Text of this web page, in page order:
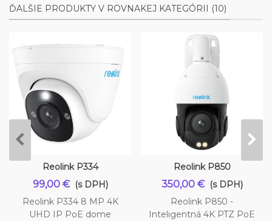
ĎALŠIE PRODUKTY V ROVNAKEJ KATEGÓRII (10)
Reolink P334
99,00 € (s DPH)
Reolink P334 8 MP 4K
UHD IP PoE dome
Reolink P850
350,00 € (s DPH)
Reolink P850 -
Inteligentná 4K PTZ PoE